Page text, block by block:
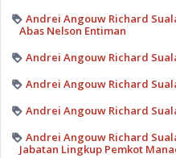
Andrei Angouw Richard
Abas Nelson Entiman
Andrei Angouw Richard
Andrei Angouw Richard
Andrei Angouw Richard
Andrei Angouw Richard
Jabatan Lingkup Pemkot